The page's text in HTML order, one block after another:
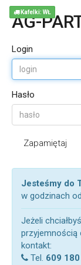
AG-
Login
Hasło
Zapamiętaj
Jesteśmy do
w godzinach
Jeżeli
przyjemnością
kontakt:
Tel. 609
Kafelki: WŁ